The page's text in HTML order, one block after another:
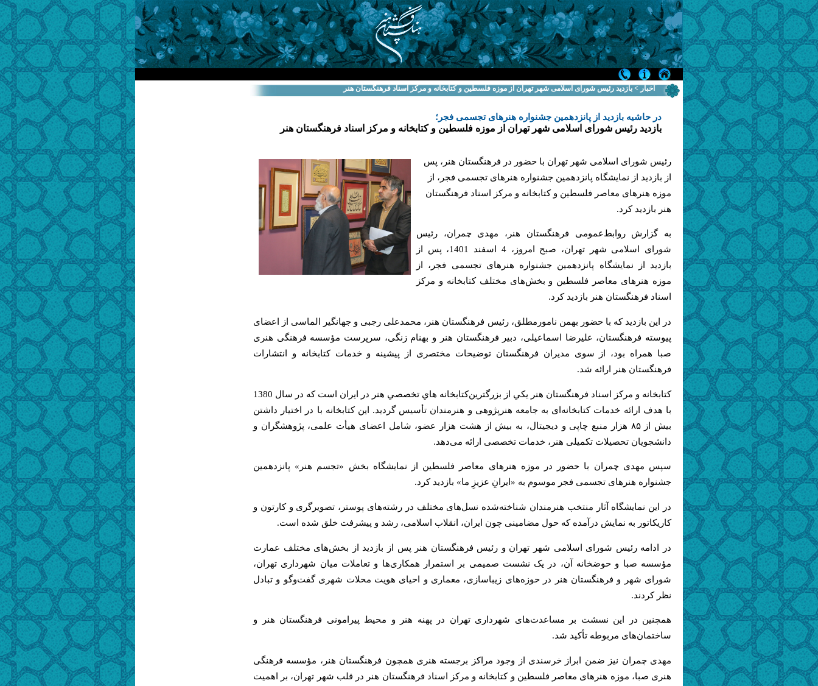
اخبار > بازدید رئیس شورای اسلامی شهر تهران از موزه فلسطین و کتابخانه و مرکز اسناد فرهنگستان هنر
در حاشیه بازدید از پانزدهمین جشنواره هنرهای تجسمی فجر؛
بازدید رئیس شورای اسلامی شهر تهران از موزه فلسطین و کتابخانه و مرکز اسناد فرهنگستان هنر
رئیس شورای اسلامی شهر تهران با حضور در فرهنگستان هنر، پس
از بازدید از نمایشگاه پانزدهمین جشنواره هنرهای تجسمی فجر، از
موزه هنرهای معاصر فلسطین و کتابخانه و مرکز اسناد فرهنگستان
هنر بازدید کرد.
به گزارش روابط‌عمومی فرهنگستان هنر، مهدی چمران، رئیس
شورای اسلامی شهر تهران، صبح امروز،4 اسفند
1401، پس از
بازدید از نمایشگاه پانزدهمین جشنواره هنرهای تجسمی فجر، از
موزه هنرهای معاصر فلسطین و بخش‌های مختلف کتابخانه و مرکز
اسناد فرهنگستان هنر بازدید کرد.
در این بازدید که با حضور بهمن نامورمطلق، رئیس فرهنگستان هنر، محمدعلی رجبی و جهانگیر الماسی از اعضای
پیوسته فرهنگستان، علیرضا اسماعیلی، دبیر فرهنگستان هنر و بهنام زنگی، سرپرست مؤسسه فرهنگی هنری
صبا همراه بود، از سوی مدیران فرهنگستان توضیحات مختصری از پیشینه و خدمات کتابخانه و انتشارات
فرهنگستان هنر ارائه شد.
كتابخانه و مرکز اسناد فرهنگستان هنر يكي از بزرگترين‌كتابخانه هاي تخصصي هنر در ايران است كه در سال 1380
با هدف ارائه خدمات کتابخانه‌ ای به جامعه هنرپژوهی و هنرمندان تأسيس گرديد. این كتابخانه با در اختیار داشتن
بیش از۸۵ هزار منبع چاپی و دیجیتال، به بیش از هشت ‌هزار عضو، شامل اعضای هیأت علمی، پژوهشگران و
دانشجویان تحصیلات تکمیلی هنر، خدمات تخصصی ارائه می‌دهد.
سپس مهدی چمران با حضور در موزه هنرهای معاصر فلسطین از نمایشگاه بخش «تجسم هنر» پانزدهمین
جشنواره هنرهای تجسمی فجر موسوم به «ایرانِ عزیزِ ما» بازدید کرد.
در این نمایشگاه آثار منتخب هنرمندان شناخته‌شده نسل‌های مختلف در رشته‌های پوستر، تصویرگری و کارتون و
کاریکاتور به نمایش درآمده که حول مضامینی چون ایران، انقلاب اسلامی، رشد و پیشرفت خلق شده‌ است.
در ادامه رئیس شورای اسلامی شهر تهران و رئیس فرهنگستان هنر پس از بازدید از بخش‌های مختلف عمارت
مؤسسه صبا و حوضخانه آن، در یک نشست صمیمی بر استمرار همکاری‌ها و تعاملات میان شهرداری تهران،
شورای شهر و فرهنگستان هنر در حوزه‌های زیباسازی، معماری و احیای هویت محلات شهری گفت‌وگو و تبادل
نظر کردند.
همچنین در این نسشت بر
مساعدت‌های شهرداری تهران در پهنه هنر و محیط پیرامونی فرهنگستان هنر و
ساختمان‌های مربوطه تأکید شد.
مهدی چمران نیز ضمن ابراز خرسندی از وجود مراکز برجسته هنری همچون فرهنگستان هنر، مؤسسه فرهنگی
هنری صبا، موزه هنرهای معاصر فلسطین و کتابخانه و مرکز اسناد فرهنگستان هنر در قلب شهر تهران، بر اهمیت